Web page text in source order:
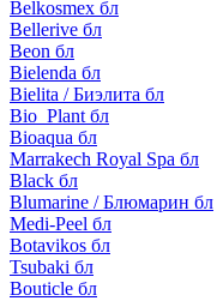
Belkosmex бл
Bellerive бл
Beon бл
Bielenda бл
Bielita / Биэлита бл
Bio_Plant бл
Bioaqua бл
Marrakech Royal Spa бл
Black бл
Blumarine / Блюмарин бл
Medi-Peel бл
Botavikos бл
Tsubaki бл
Bouticle бл